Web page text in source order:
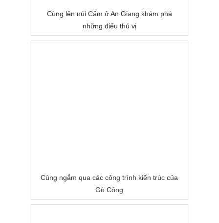
Cùng lên núi Cấm ở An Giang khám phá
những điểu thú vị
Cùng ngắm qua các công trình kiến trúc của
Gò Công